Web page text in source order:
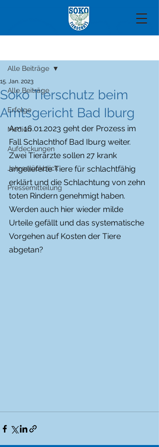
Alle Beiträge
Erfolge
Medien
Aufdeckungen
Jahresrückblick
Pressemitteilung
Alle Beiträge
Soko Tierschutz beim
Amtsgericht Bad Iburg
15. Jan. 2023
Am 16.01.2023 geht der Prozess im
Fall Schlachthof Bad Iburg weiter.
Zwei Tierärzte sollen 27 krank
angelieferte Tiere für schlachtfähig
erklärt und die Schlachtung von zehn
toten Rindern genehmigt haben.
Werden auch hier wieder milde
Urteile gefällt und das systematische
Vorgehen auf Kosten der Tiere
abgetan?